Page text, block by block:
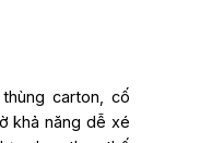
carton, cố
khả năng dễ xé